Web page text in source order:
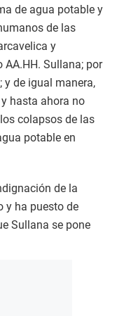
de agua potable y
de las
y
Sullana; por
de igual manera,
hasta ahora no
colapsos de las
potable en
de la
y ha puesto de
Sullana se pone